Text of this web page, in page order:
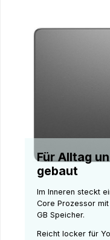
Für Alltag
gebaut
Im Inneren steckt
Core Prozessor
GB Speicher.
Reicht locker für